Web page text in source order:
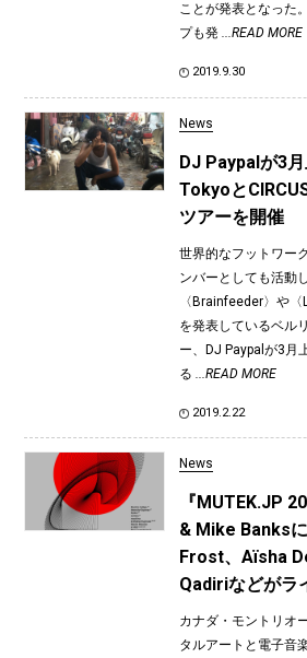
ことが発表となった
プも発 ...READ MORE
2019.9.30
News
DJ Paypalが3
Tokyoと
ツアーを開催
世界的なフットワー
ンバーとしても活動
〈Brainfeeder〉や
を発表しているベル
ー、DJ Paypalが3月
る
...READ MORE
2019.2.22
News
『MUTEK.JP
& Mike Banks
Frost、Aïsha
Qadiriなどがラ
カナダ・モントリオ
タルアートと電子音